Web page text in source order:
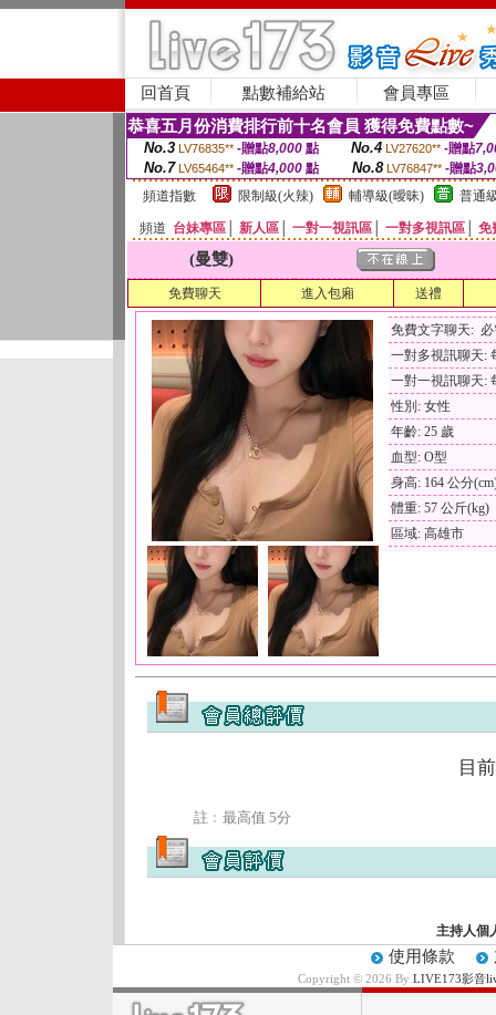
回首頁 點數補給站 會員專區
恭喜五月份消費排行前十名會員 獲得免費點數~
No.3 LV76835** -贈點8,000點 No.4 LV27620** -贈點
No.7 LV65464** -贈點4,000 點 No.8 LV76847** -贈點
頻道指數
限制級(火辣) 輔導級(曖昧) 普通
頻道 台妹專區 新人區 一對一視訊區 一對多視訊區 免
(曼雙)
免費聊天 進入包廂 送禮
免費文字聊天:
一對多視訊聊天:
一對一視訊聊天:
性別: 女性
年齡: 25 歲
血型: O型
身高: 164 公分
體重: 57 公斤(kg)
區域: 高雄市
目
註﹕最高值 5分
主持人個
使用條款
Copyright © 2026 By LIVE173影音